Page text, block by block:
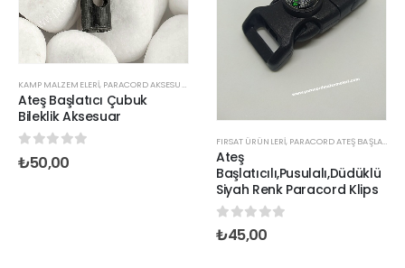
KAMP MALZEMELERİ, PARACORD AKSESUAR KLIPSLER PARACORD ATEŞ BAŞLATICI KLIPSLER
Ateş Başlatıcı Çubuk
Bileklik Aksesuar
0 out of 5
₺50,00
FIRSAT ÜRÜNLERİ, PARACORD ATEŞ BAŞLATICI KLIPSLER
Ateş
Başlatıcılı,Pusulalı,Düdüklü
Siyah Renk Paracord Klips
0 out of 5
₺45,00